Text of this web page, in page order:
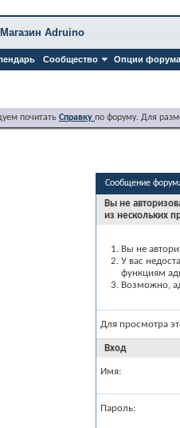
Сообщество Опции форума
Магазин Adruino
почитать Справку по форуму. Для
Сообщение
Вы не
из нескольких
Вы не
У вас
функциям
Возможно,
Для просмотра
Вход
Имя:
Пароль: